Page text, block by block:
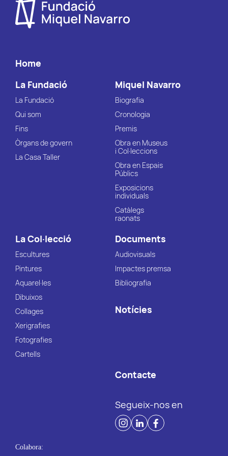
Home
La Fundació
La Fundació
Qui som
Fins
Òrgans de govern
La Casa Taller
Miquel Navarro
Biografia
Cronologia
Premis
Obra en Museus
i Col·leccions
Obra en Espais
Públics
Exposicions
individuals
Catàlegs
raonats
La Col·lecció
Escultures
Pintures
Aquarel·les
Dibuixos
Collages
Xerigrafies
Fotografies
Cartells
Documents
Audiovisuals
Impactes premsa
Bibliografia
Notícies
Contacte
Segueix-nos en